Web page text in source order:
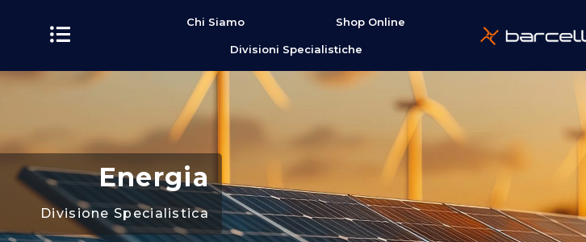
Chi Siamo Shop Online
Divisioni Specialistiche
Energia
Divisione Specialistica